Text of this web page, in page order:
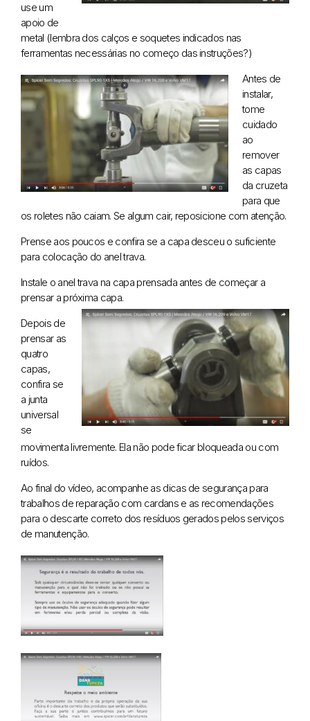
use um
apoio de
metal (lembra dos calços e soquetes indicados nas
ferramentas necessárias no começo das instruções?)
Antes de
instalar,
tome
cuidado
ao
remover
as capas
da cruzeta
para que
os roletes não caiam. Se algum cair, reposicione com atenção.
Prense aos poucos e confira se a capa desceu o suficiente
para colocação do anel trava.
Instale o anel trava na capa prensada antes de começar a
prensar a próxima capa.
Depois de
prensar as
quatro
capas,
confira se
a junta
universal
se
movimenta livremente. Ela não pode ficar bloqueada ou com
ruídos.
Ao final do vídeo, acompanhe as dicas de segurança para
trabalhos de reparação com cardans e as recomendações
para o descarte correto dos resíduos gerados pelos serviços
de manutenção.